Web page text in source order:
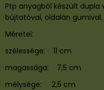
Ptp anyagból készült
bújtatóval, oldalán gumival.
Méretei:
szélessége: 11 cm
magassága: 7,5 cm
mélysége: 2,5 cm